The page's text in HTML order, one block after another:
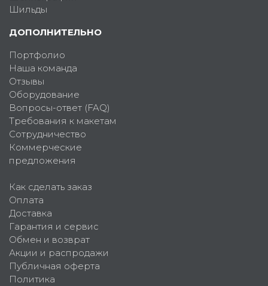
Шильды
ДОПОЛНИТЕЛЬНО
Портфолио
Наша команда
Отзывы
Оборудование
Вопросы-ответ (FAQ)
Требования к макетам
Сотрудничество
Коммерческие
предложения
Как сделать заказ
Оплата
Доставка
Гарантия и сервис
Обмен и возврат
Акции и распродажи
Публичная оферта
Политика